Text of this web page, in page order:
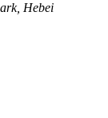
Hebei